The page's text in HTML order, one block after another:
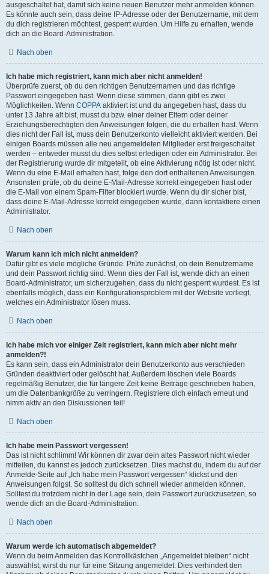
ausgeschaltet hat, damit sich keine neuen Benutzer mehr anmelden können.
Es könnte auch sein, dass deine IP-Adresse oder der Benutzername, mit dem
du dich registrieren möchtest, gesperrt wurden. Um Hilfe zu erhalten, wende
dich an die Board-Administration.
Nach oben
Ich habe mich registriert, kann mich aber nicht anmelden!
Überprüfe zuerst, ob du den richtigen Benutzernamen und das richtige
Passwort eingegeben hast. Wenn diese stimmen, dann gibt es zwei
Möglichkeiten. Wenn COPPA aktiviert ist und du angegeben hast, dass du
unter 13 Jahre alt bist, musst du bzw. einer deiner Eltern oder deiner
Erziehungsberechtigten den Anweisungen folgen, die du erhalten hast. Wenn
dies nicht der Fall ist, muss dein Benutzerkonto vielleicht aktiviert werden. Bei
einigen Boards müssen alle neu angemeldeten Mitglieder erst freigeschaltet
werden – entweder musst du dies selbst erledigen oder ein Administrator. Bei
der Registrierung wurde dir mitgeteilt, ob eine Aktivierung nötig ist oder nicht.
Wenn du eine E-Mail erhalten hast, folge den dort enthaltenen Anweisungen.
Ansonsten prüfe, ob du deine E-Mail-Adresse korrekt eingegeben hast oder
die E-Mail von einem Spam-Filter blockiert wurde. Wenn du dir sicher bist,
dass deine E-Mail-Adresse korrekt eingegeben wurde, dann kontaktiere einen
Administrator.
Nach oben
Warum kann ich mich nicht anmelden?
Dafür gibt es viele mögliche Gründe. Prüfe zunächst, ob dein Benutzername
und dein Passwort richtig sind. Wenn dies der Fall ist, wende dich an einen
Board-Administrator, um sicherzugehen, dass du nicht gesperrt wurdest. Es ist
ebenfalls möglich, dass ein Konfigurationsproblem mit der Website vorliegt,
welches ein Administrator lösen muss.
Nach oben
Ich habe mich vor einiger Zeit registriert, kann mich aber nicht mehr
anmelden?!
Es kann sein, dass ein Administrator dein Benutzerkonto aus verschieden
Gründen deaktiviert oder gelöscht hat. Außerdem löschen viele Boards
regelmäßig Benutzer, die für längere Zeit keine Beiträge geschrieben haben,
um die Datenbankgröße zu verringern. Registriere dich einfach erneut und
nimm aktiv an den Diskussionen teil!
Nach oben
Ich habe mein Passwort vergessen!
Das ist nicht schlimm! Wir können dir zwar dein altes Passwort nicht wieder
mitteilen, du kannst es jedoch zurücksetzen. Dies machst du, indem du auf der
Anmelde-Seite auf „Ich habe mein Passwort vergessen“ klickst und den
Anweisungen folgst. So solltest du dich schnell wieder anmelden können.
Solltest du trotzdem nicht in der Lage sein, dein Passwort zurückzusetzen, so
wende dich an die Board-Administration.
Nach oben
Warum werde ich automatisch abgemeldet?
Wenn du beim Anmelden das Kontrollkästchen „Angemeldet bleiben“ nicht
auswählst, wirst du nur für eine Sitzung angemeldet. Dies verhindert den